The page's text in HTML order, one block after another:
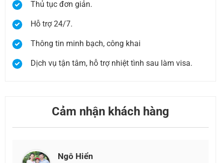
Thủ tục đơn giản.
Hỗ trợ 24/7.
Thông tin minh bạch, công khai
Dịch vụ tận tâm, hỗ trợ nhiệt tình sau làm visa.
Cảm nhận khách hàng
Như Huỳnh